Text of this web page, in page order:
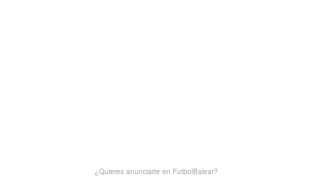
¿Quieres anunciarte en FutbolBalear?